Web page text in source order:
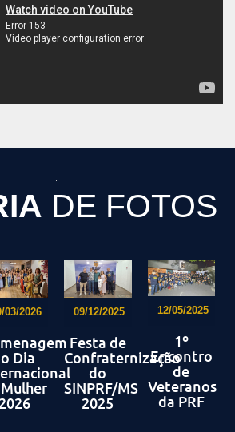
DE FOTOS
03/2026
Dia
2026
09/12/2025
Festa de
Confraternização
do
SINPRF/MS
2025
12/05/2025
1º
Encontro
de
Veteranos
da PRF